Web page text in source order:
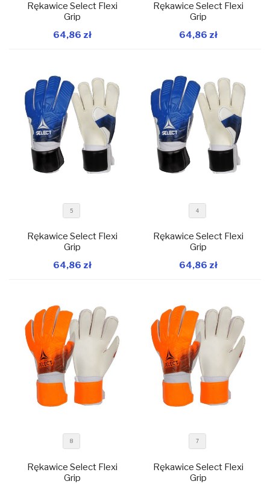
W magazynie
Rękawice Select Flexi
Grip
64,86 zł
W magazynie
Rękawice Select Flexi
Grip
64,86 zł
W magazynie
5
Rękawice Select Flexi
Grip
64,86 zł
W magazynie
4
Rękawice Select Flexi
Grip
64,86 zł
8
Rękawice Select Flexi
Grip
7
Rękawice Select Flexi
Grip